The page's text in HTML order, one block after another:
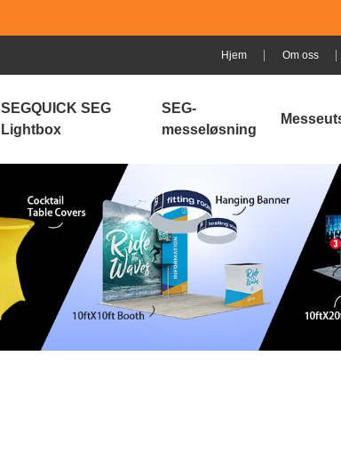
Hjem Om oss
SEGQUICK SEG
Lightbox
SEG-
messeløsning